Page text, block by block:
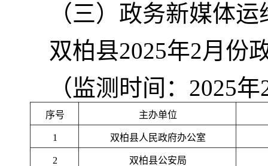
（三）政务新媒体
双柏县2025年2月份
（监测时间：2025
序号 主办单位
1 双柏县人民政府办公室
2 双柏县公安局